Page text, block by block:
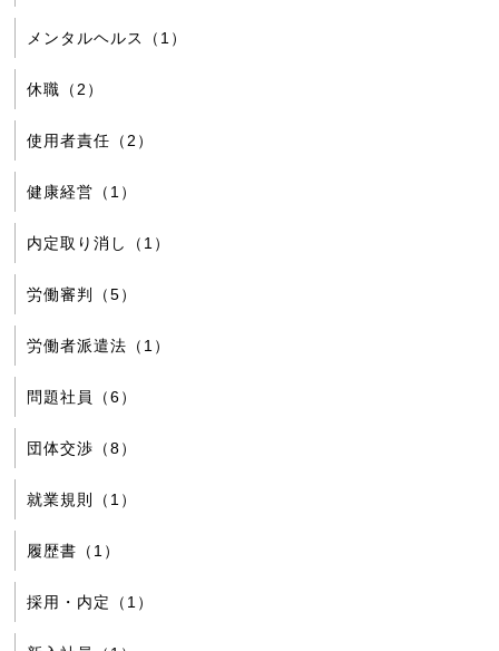
メンタルヘルス（1）
休職（2）
使用者責任（2）
健康経営（1）
内定取り消し（1）
労働審判（5）
労働者派遣法（1）
問題社員（6）
団体交渉（8）
就業規則（1）
履歴書（1）
採用・内定（1）